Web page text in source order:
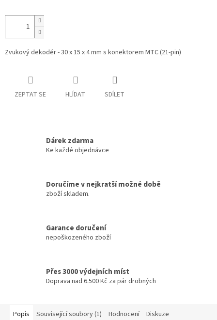
Zvukový dekodér - 30 x 15 x 4 mm s konektorem MTC (21-pin)
ZEPTAT SE HLÍDAT SDÍLET
Dárek zdarma
Ke každé objednávce
Doručíme v nejkratší možné době
zboží skladem.
Garance doručení
nepoškozeného zboží
Přes 3000 výdejních míst
Doprava nad 6.500 Kč za pár drobných
Popis Související soubory (1) Hodnocení Diskuze